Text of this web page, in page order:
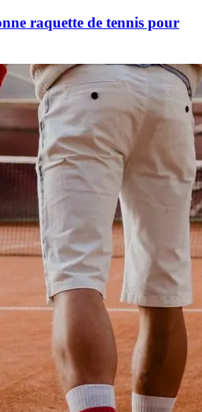
raquette de tennis pour